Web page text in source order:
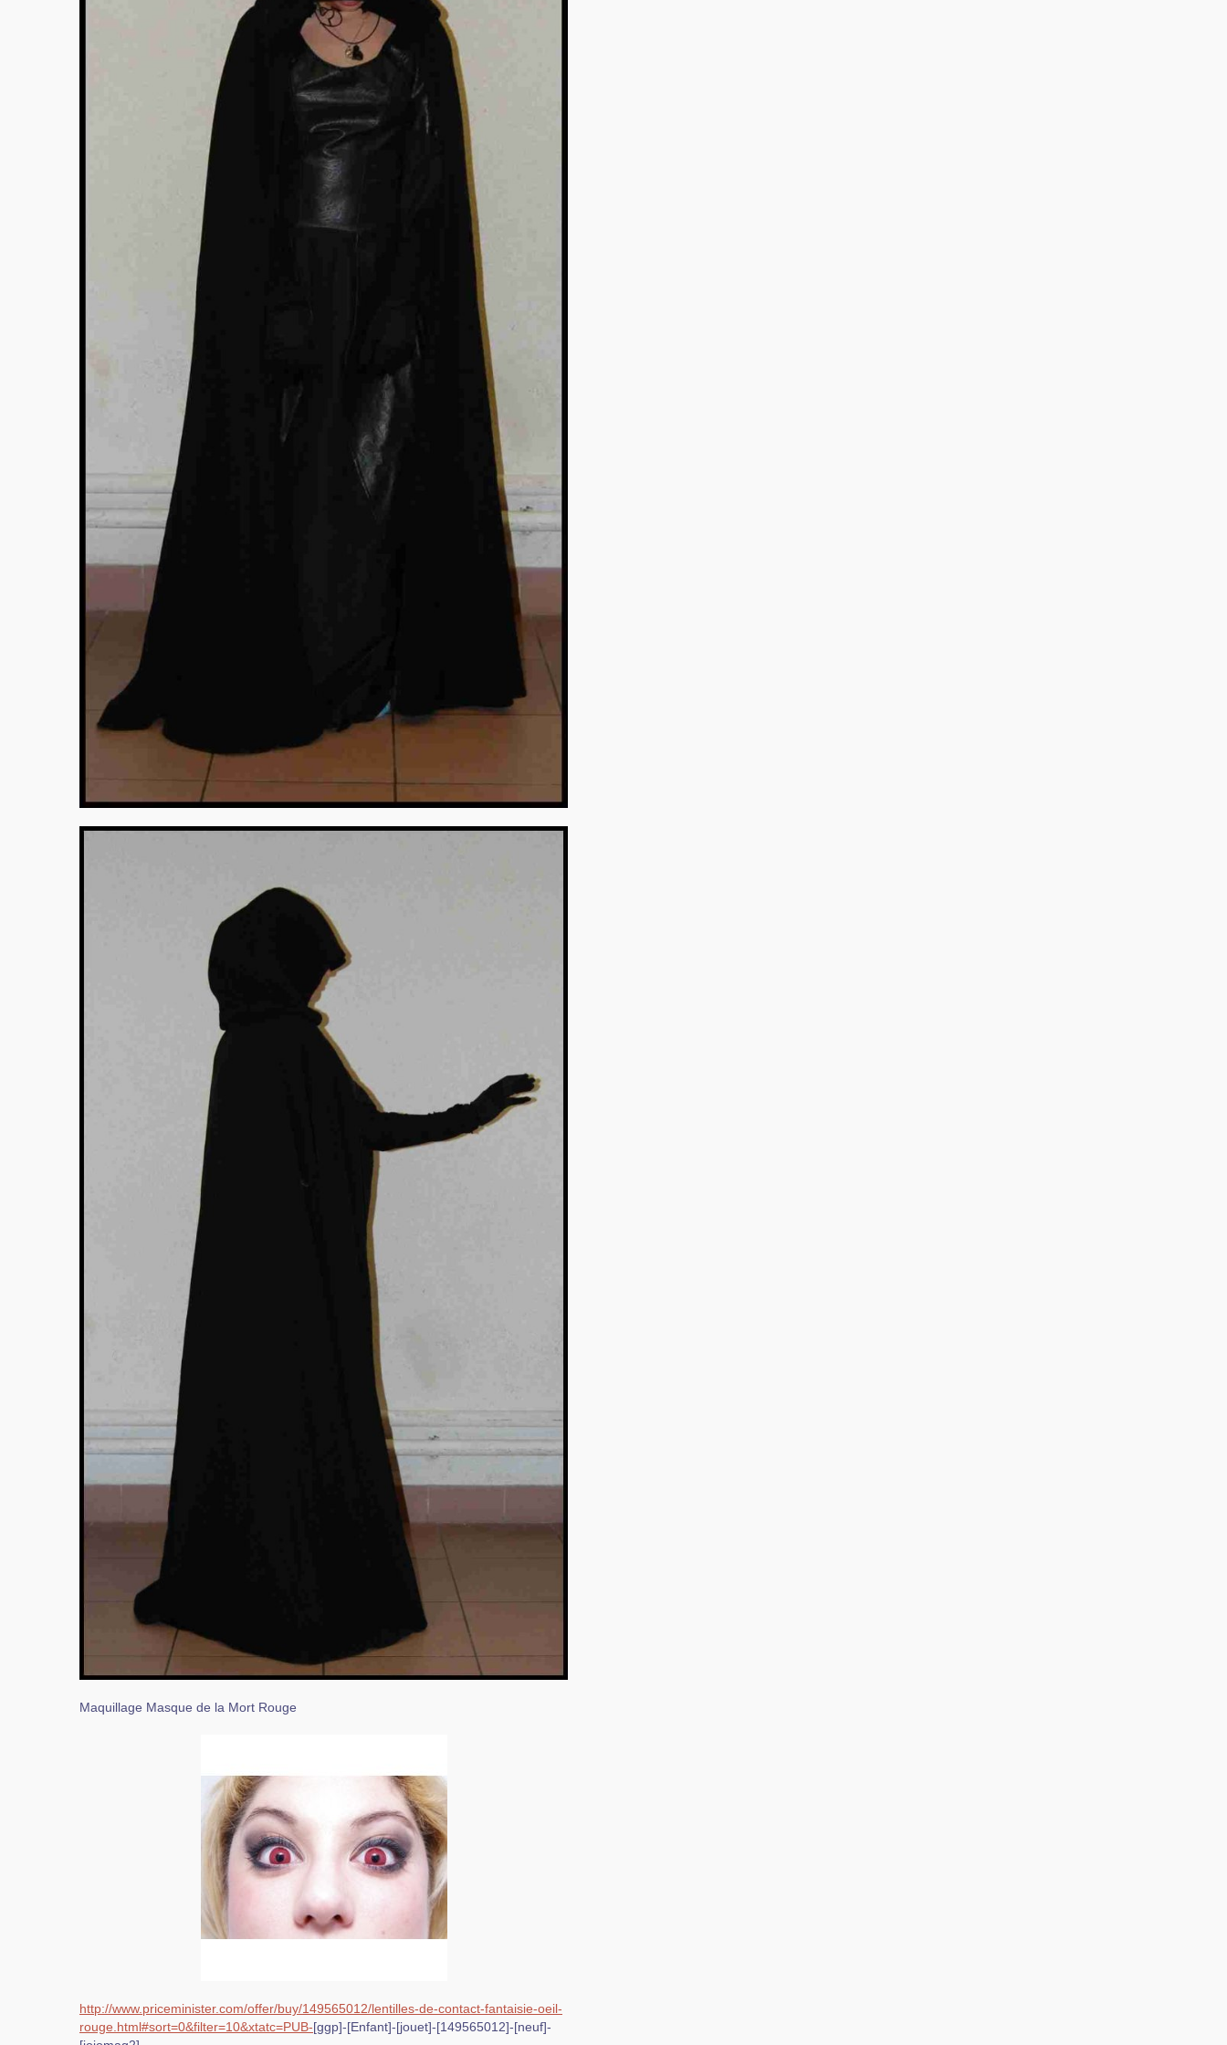
Maquillage Masque de la Mort Rouge
http://www.priceminister.com/offer/buy/149565012/lentilles-de-contact-fantaisie-oeil-
rouge.html#sort=0&filter=10&xtatc=PUB-[ggp]-[Enfant]-[jouet]-[149565012]-[neuf]-